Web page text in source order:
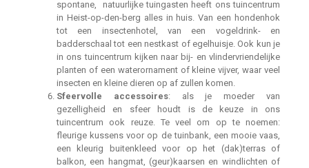
spontane, natuurlijke tuingasten heeft ons tuincentrum
in Heist-op-den-berg alles in huis. Van een hondenhok
tot een insectenhotel, van een vogeldrink- en
badderschaal tot een nestkast of egelhuisje. Ook kun je
in ons tuincentrum kijken naar bij- en vlindervriendelijke
planten of een waterornament of kleine vijver, waar veel
insecten en kleine dieren op af zullen komen.
Sfeervolle accessoires: als je moeder van
gezelligheid en sfeer houdt is de keuze in ons
tuincentrum ook reuze. Te veel om op te noemen:
fleurige kussens voor op de tuinbank, een mooie vaas,
een kleurig buitenkleed voor op het (dak)terras of
balkon, een hangmat, (geur)kaarsen en windlichten of